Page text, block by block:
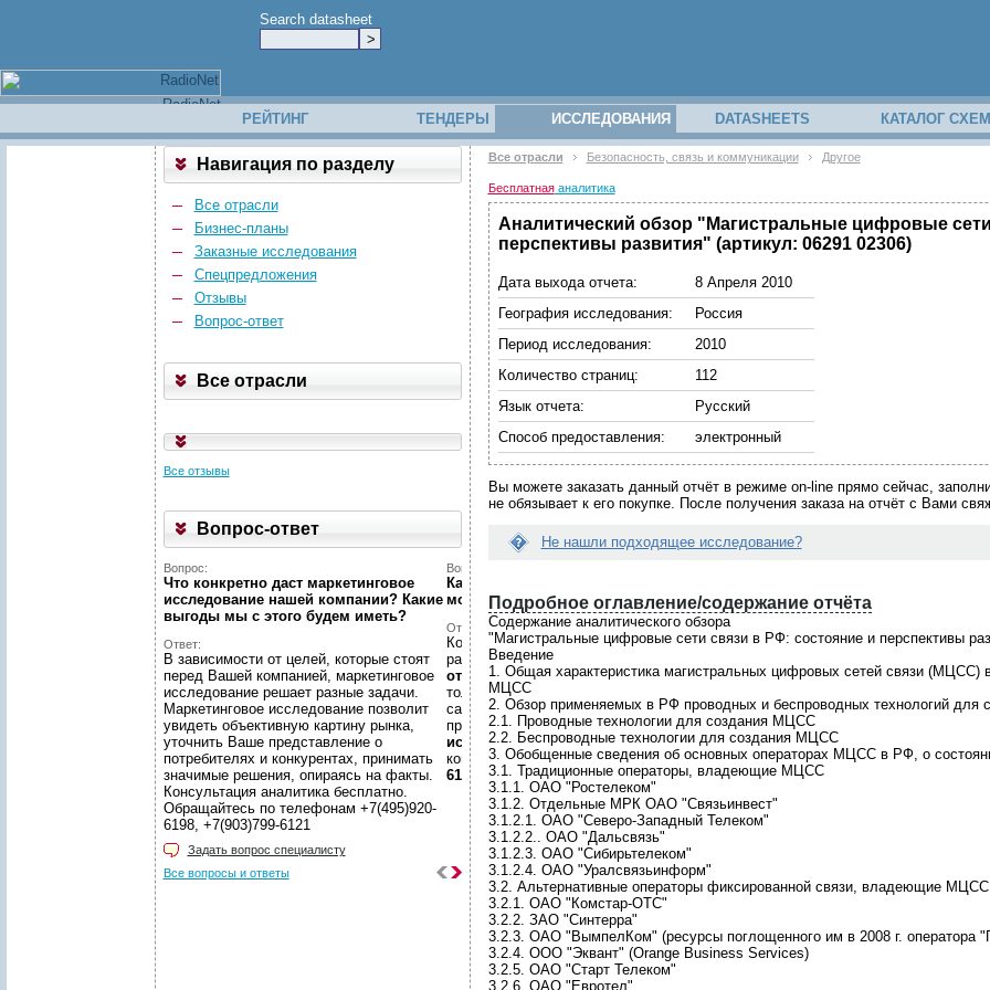
Search datasheet
РЕЙТИНГ ТЕНДЕРЫ ИССЛЕДОВАНИЯ DATASHEETS КАТАЛОГ СХЕМ
Навигация по разделу
Все отрасли
Бизнес-планы
Заказные исследования
Спецпредложения
Отзывы
Вопрос-ответ
Все отрасли
Все отзывы
Вопрос-ответ
Вопрос:
Что конкретно даст маркетинговое
исследование нашей компании? Какие
выгоды мы c этого будем иметь?
Ответ:
В зависимости от целей, которые стоят
перед Вашей компанией, маркетинговое
исследование решает разные задачи.
Маркетинговое исследование позволит
увидеть объективную картину рынка,
уточнить Ваше представление о
потребителях и конкурентах, принимать
значимые решения, опираясь на факты.
Консультация аналитика бесплатно.
Обращайтесь по телефонам +7(495)920-
6198, +7(903)799-6121
Вопрос:
Как найти нужное мне исследование...
можете помочь?
Ответ:
Конечно поможем! На портале
размещеноболее 21000 готовых
отчетов , при этом мы не ограничиваемся
только готовыми материалами. По любой
самой сложной теме мы всегда сможем
предложитьиндивидуальное
исследование . Обращайтесь для
консультации по телефонкм+7(495)920-
6198, +7(903)799-6121
портале?
Ответ:
Отправьте сначала запрос на покупку.
направляем Вам счет на оплату.
по телефонам +7(495)920-6198,
+7(903)799-6121
Задать вопрос специалисту
Все вопросы и ответы
Все отрасли Безопасность, связь и коммуникации Другое
Бесплатнаяаналитика
Аналитический обзор "Магистральные цифровые
перспективы развития" (артикул: 06291 02306)
Дата выхода отчета:
8 Апреля 2010
География исследования:
Россия
Период исследования:
2010
Количество страниц:
112
Язык отчета:
Русский
Способ предоставления:
электронный
Вы можете заказать данный отчёт в режиме on-line прямо сейчас,
не обязывает к его покупке. После получения заказа на отчёт с Вами
Не нашли подходящее исследование?
л
и
д
а
н
ы
й
о
т
ч
ё
т
В
а
м
н
е
п
о
д
х
о
Подробное оглавление/содержание отчёта
Содержание аналитического обзора
"Магистральные цифровые сети связи в РФ: состояние и перспективы
Введение
1. Общая характеристика магистральных цифровых сетей связи
МЦСС
2. Обзор применяемых в РФ проводных и беспроводных технологий для
2.1. Проводные технологии для создания МЦСС
2.2. Беспроводные технологии для создания МЦСС
3. Обобщенные сведения об основных операторах МЦСС в РФ, о
3.1. Традиционные операторы, владеющие МЦСС
3.1.1. ОАО "Ростелеком"
3.1.2. Отдельные МРК ОАО "Связьинвест"
3.1.2.1. ОАО "Северо-Западный Телеком"
3.1.2.2.. ОАО "Дальсвязь"
3.1.2.3. ОАО "Сибирьтелеком"
3.1.2.4. ОАО "Уралсвязьинформ"
3.2. Альтернативные операторы фиксированной связи, владеющие МЦСС
3.2.1. ОАО "Комстар-ОТС"
3.2.2. ЗАО "Синтерра"
3.2.3. ОАО "ВымпелКом" (ресурсы поглощенного им в 2008 г. оператора
3.2.4. ООО "Эквант" (Orange Business Services)
3.2.5. ОАО "Старт Телеком"
3.2.6. ОАО "Евротел"